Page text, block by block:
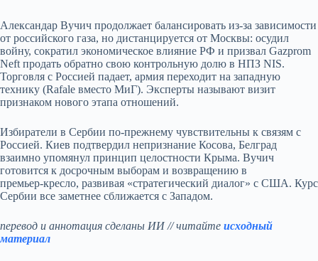
Александар Вучич продолжает балансировать из‑за зависимости
от российского газа, но дистанцируется от Москвы: осудил
войну, сократил экономическое влияние РФ и призвал Gazprom
Neft продать обратно свою контрольную долю в НПЗ NIS.
Торговля с Россией падает, армия переходит на западную
технику (Rafale вместо МиГ). Эксперты называют визит
признаком нового этапа отношений.
Избиратели в Сербии по‑прежнему чувствительны к связям с
Россией. Киев подтвердил непризнание Косова, Белград
взаимно упомянул принцип целостности Крыма. Вучич
готовится к досрочным выборам и возвращению в
премьер‑кресло, развивая «стратегический диалог» с США. Курс
Сербии все заметнее сближается с Западом.
перевод и аннотация сделаны ИИ // читайте исходный
материал